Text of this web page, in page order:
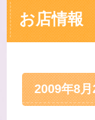
お店情報
2009年8